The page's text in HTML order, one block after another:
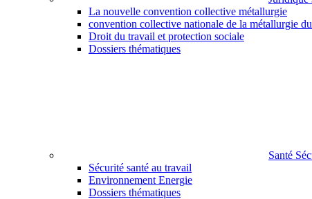
La nouvelle convention collective métallurgie
convention collective nationale de la métallurgie
Droit du travail et protection sociale
Dossiers thématiques
Santé
Sécurité santé au travail
Environnement Energie
Dossiers thématiques